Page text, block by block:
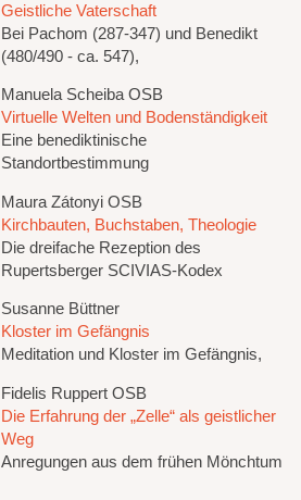
Geistliche Vaterschaft
Bei Pachom (287-347) und Benedikt
(480/490 - ca. 547),
Manuela Scheiba OSB
Virtuelle Welten und Bodenständigkeit
Eine benediktinische
Standortbestimmung
Maura Zátonyi OSB
Kirchbauten, Buchstaben, Theologie
Die dreifache Rezeption des
Rupertsberger SCIVIAS-Kodex
Susanne Büttner
Kloster im Gefängnis
Meditation und Kloster im Gefängnis,
Fidelis Ruppert OSB
Die Erfahrung der „Zelle“ als geistlicher
Weg
Anregungen aus dem frühen Mönchtum